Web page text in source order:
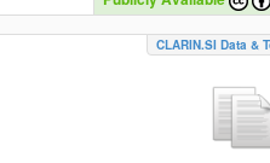
CLARIN.SI Data &